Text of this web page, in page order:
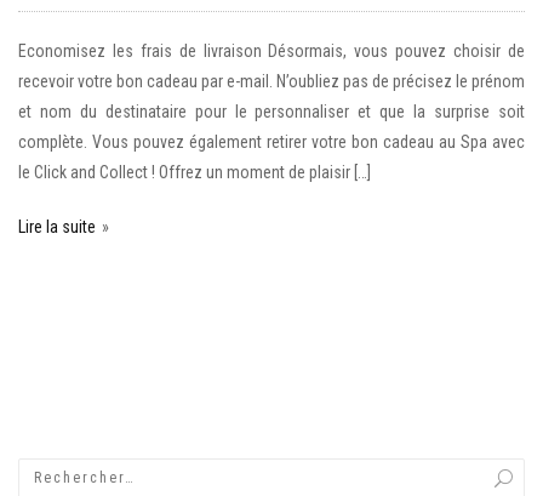
Economisez les frais de livraison Désormais, vous pouvez choisir de
recevoir votre bon cadeau par e-mail. N’oubliez pas de précisez le prénom
et nom du destinataire pour le personnaliser et que la surprise soit
complète. Vous pouvez également retirer votre bon cadeau au Spa avec
le Click and Collect ! Offrez un moment de plaisir […]
Lire la suite